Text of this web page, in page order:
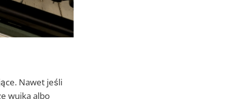
Nawet jeśli
wujka albo